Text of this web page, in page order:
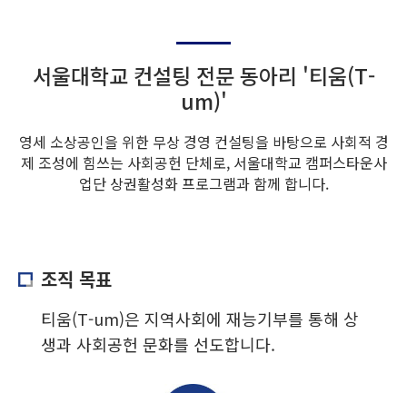
서울대학교 컨설팅 전문 동아리 '티움(T-
um)'
영세 소상공인을 위한 무상 경영 컨설팅을 바탕으로 사회적 경
제 조성에 힘쓰는 사회공헌 단체로, 서울대학교 캠퍼스타운사
업단 상권활성화 프로그램과 함께 합니다.
조직 목표
티움(T-um)은 지역사회에 재능기부를 통해 상
생과 사회공헌 문화를 선도합니다.